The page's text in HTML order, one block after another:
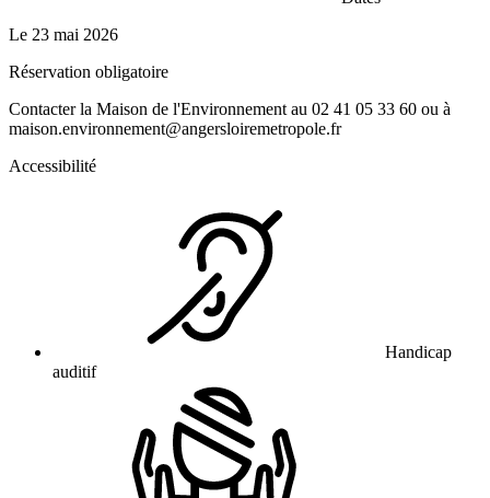
Le 23 mai 2026
Réservation obligatoire
Contacter la Maison de l'Environnement au 02 41 05 33 60 ou à
maison.environnement­@angersloiremetropole.fr
Accessibilité
Handicap
auditif